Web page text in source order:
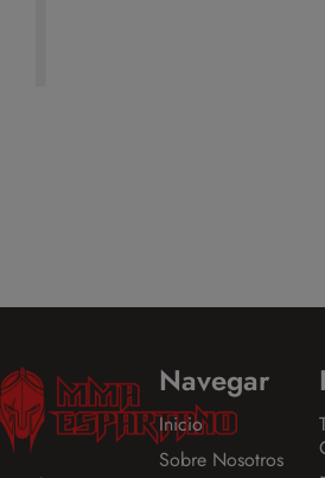
Navegar
Inicio
Sobre Nosotros